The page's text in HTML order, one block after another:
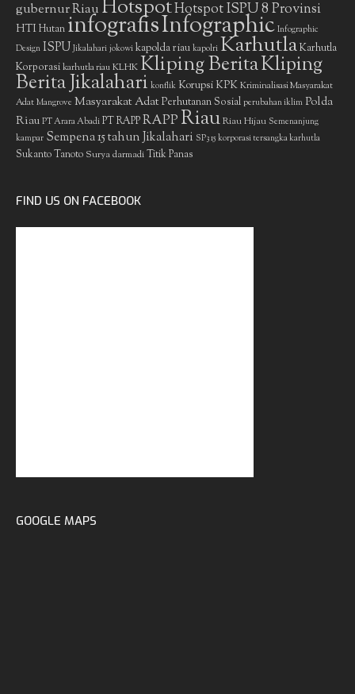
gubernur RiauHotspotHotspot ISPU 8 Provinsi
HTIHutan infografisInfographic Infographic
Design ISPU Jikalahari jokowi kapolda riau kapolri KarhutlaKarhutla
Korporasikarhutla riauKLHKKliping BeritaKliping
Berita Jikalahari konflik Korupsi KPKKriminalisasi Masyarakat
Adat Mangrove Masyarakat AdatPerhutanan Sosial perubahan iklim Polda
Riau PT Arara Abadi PT RAPPRAPPRiauRiau Hijau Semenanjung
kampar Sempena 15 tahun Jikalahari SP3 15 korporasi tersangka karhutla
Sukanto Tanoto Surya darmadiTitik Panas
FIND US ON FACEBOOK
GOOGLE MAPS